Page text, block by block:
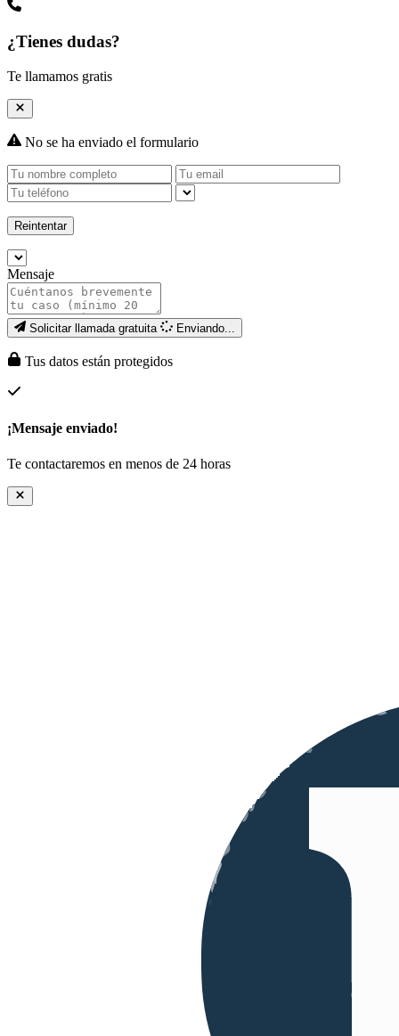
¿Tienes dudas?
Te llamamos gratis
No se ha enviado el formulario
Reintentar
Mensaje
Solicitar llamada gratuita Enviando...
Tus datos están protegidos
¡Mensaje enviado!
Te contactaremos en menos de 24 horas